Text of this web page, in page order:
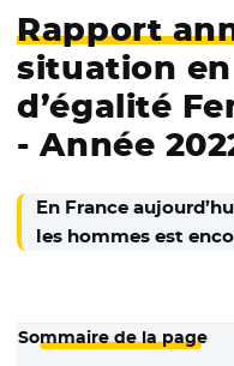
Rapport
situation
d’égalité
- Année
En France
les hommes est
Sommaire de la page